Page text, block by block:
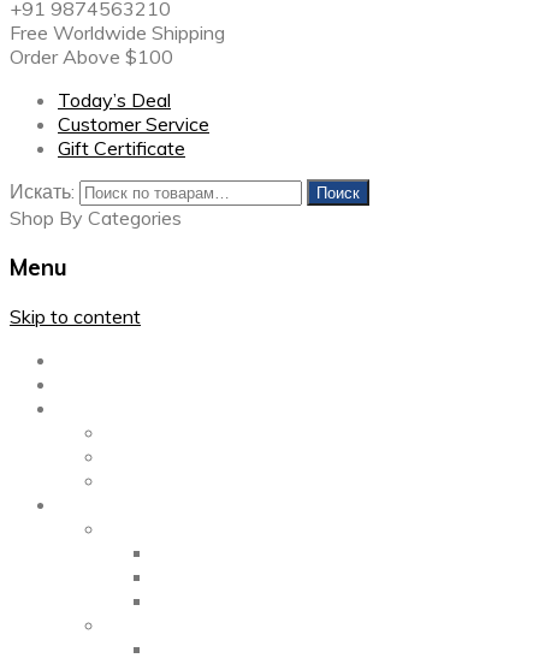
+91 9874563210
Free Worldwide Shipping
Order Above $100
Today’s Deal
Customer Service
Gift Certificate
Искать:
Поиск
Shop By Categories
Menu
Skip to content